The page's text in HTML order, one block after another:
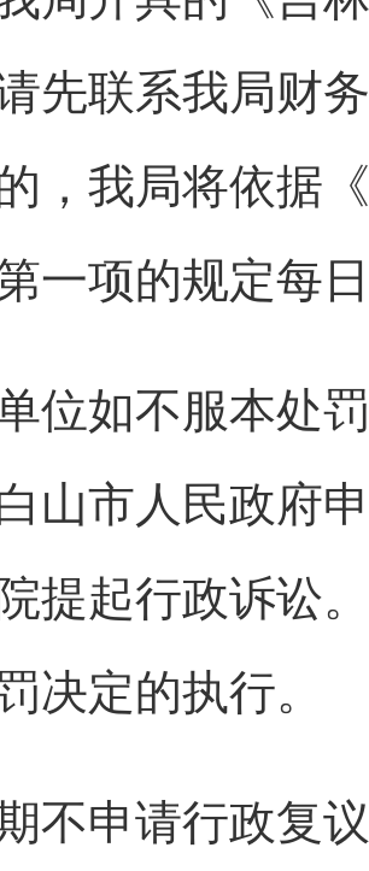
先联系我局财
，我局将依据
一项的规定每
如不服本处罚
山市人民政府
提起行政诉讼
决定的执行。
申请行政复议